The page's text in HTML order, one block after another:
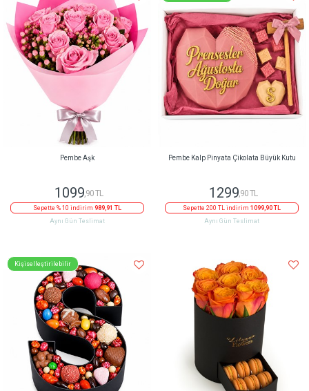
Pembe Aşk
1099,90 TL
Sepette % 10 indirim 989,91 TL
Aynı Gün Teslimat
Pembe Kalp Pinyata Çikolata Büyük Kutu
1299,90 TL
Sepette 200 TL indirim 1099,90 TL
Aynı Gün Teslimat
Kişiselleştirilebilir